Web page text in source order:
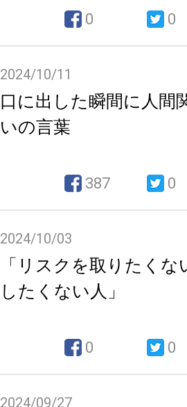
0 0
2024/10/11
口に出した瞬間に人間
いの言葉
387 0
2024/10/03
「リスクを取りたく
したくない人」
0 0
2024/09/27